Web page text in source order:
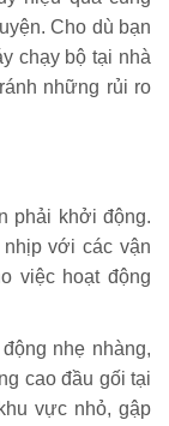
Cho dù bạn
chạy bộ tại nhà
những rủi ro
phải khởi động.
với các vận
việc hoạt động
nhẹ nhàng,
cao đầu gối tại
vực nhỏ, gập